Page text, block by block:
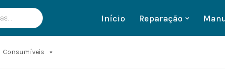
Início Reparação
Consumíveis